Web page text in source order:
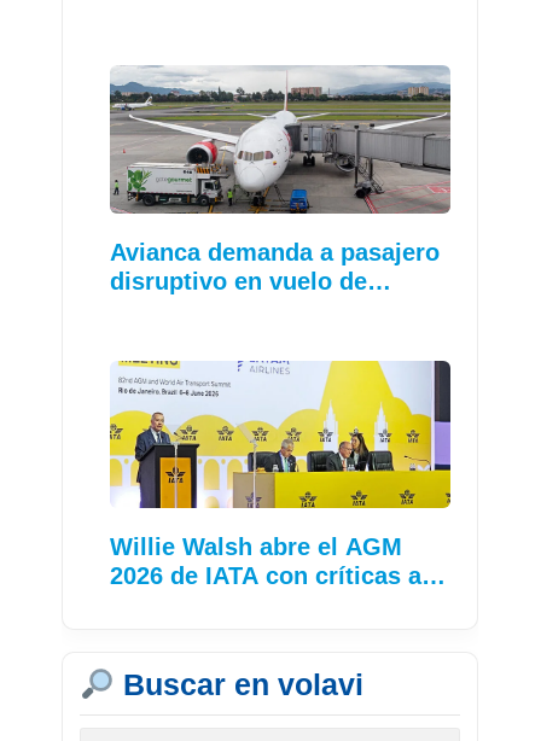
Avianca demanda a pasajero
disruptivo en vuelo de…
Willie Walsh abre el AGM
2026 de IATA con críticas a…
Buscar en volavi